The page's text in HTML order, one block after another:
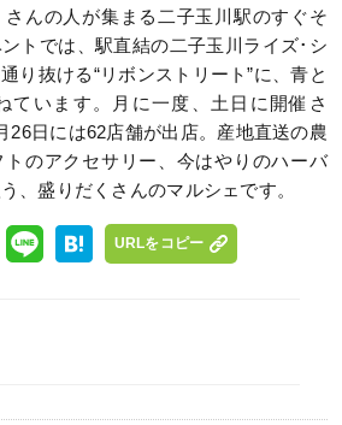
んの人が集まる二子玉川駅のすぐそ
トでは、駅直結の二子玉川ライズ･シ
り抜ける“リボンストリート”に、青と
ています。月に一度、土日に開催さ
26日には62店舗が出店。産地直送の農
のアクセサリー、今はやりのハーバ
、盛りだくさんのマルシェです。
URLをコピー